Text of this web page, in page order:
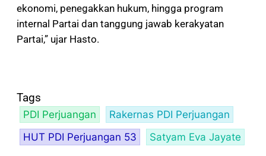
ekonomi, penegakkan hukum, hingga program
internal Partai dan tanggung jawab kerakyatan
Partai,” ujar Hasto.
Tags
PDI Perjuangan
Rakernas PDI Perjuangan
HUT PDI Perjuangan 53
Satyam Eva Jayate